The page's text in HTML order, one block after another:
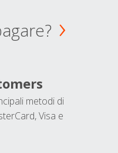
metodi di
Visa e